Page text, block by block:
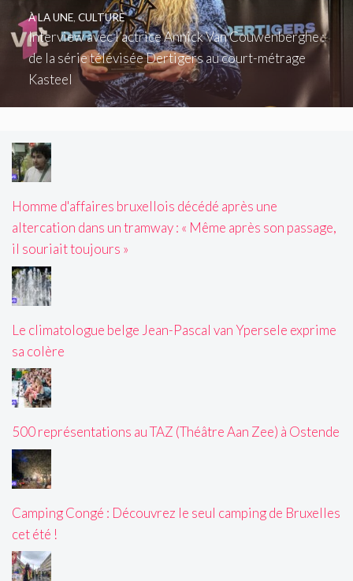
Interview avec l’actrice Annick Van Couwenberghe :
de la série télévisée Dertigers au court-métrage
Kasteel
À LA UNE, CULTURE
Homme d'affaires bruxellois décédé après une
altercation dans un tramway : « Même après son passage,
il souriait toujours »
Le climatologue belge Jean-Pascal van Ypersele exprime
sa colère
500 représentations au TAZ (Théâtre Aan Zee) à Ostende
Camping Congé : Découvrez le seul camping de Bruxelles
cet été !